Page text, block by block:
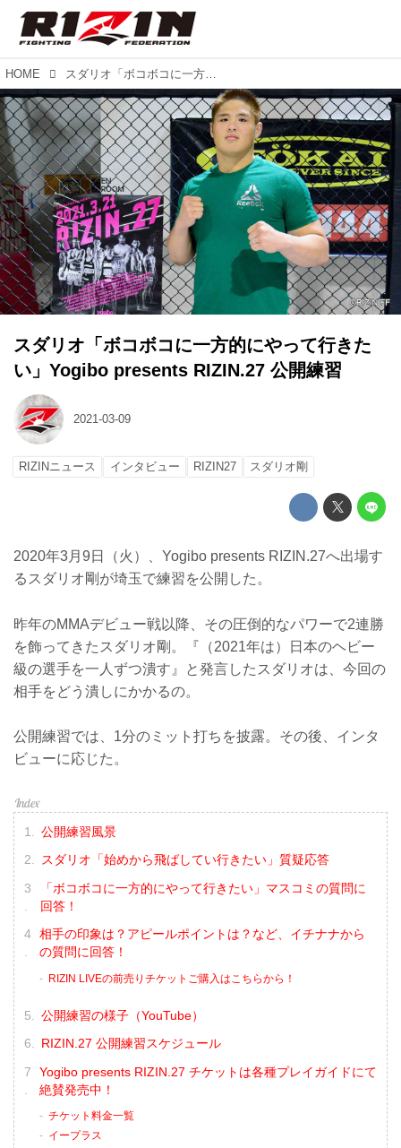
HOME スダリオ「ボコボコに一方的にやって行きたい」Yogibo presents RIZIN.27 公開練習
スダリオ「ボコボコに一方的にやって行きた
い」Yogibo presents RIZIN.27 公開練習
2021-03-09
RIZINニュース インタビュー RIZIN27 スダリオ剛
2020年3月9日（火）、Yogibo presents RIZIN.27へ出場す
るスダリオ剛が埼玉で練習を公開した。
昨年のMMAデビュー戦以降、その圧倒的なパワーで2連勝
を飾ってきたスダリオ剛。『（2021年は）日本のヘビー
級の選手を一人ずつ潰す』と発言したスダリオは、今回の
相手をどう潰しにかかるの。
公開練習では、1分のミット打ちを披露。その後、インタ
ビューに応じた。
公開練習風景
スダリオ「始めから飛ばしてい行きたい」質疑応答
「ボコボコに一方的にやって行きたい」マスコミの質問に
回答！
相手の印象は？アピールポイントは？など、イチナナから
の質問に回答！
RIZIN LIVEの前売りチケットご購入はこちらから！
公開練習の様子（YouTube）
RIZIN.27 公開練習スケジュール
Yogibo presents RIZIN.27 チケットは各種プレイガイドにて
絶賛発売中！
チケット料金一覧
イープラス